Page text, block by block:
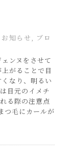
お知らせ, ブロ
ンヌをさせて
がることで目
なり、明るい
目元のイメチ
る際の注意点
つ毛にカールが